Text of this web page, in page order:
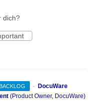
dich?
·
DocuWare
(Product Owner, DocuWare)